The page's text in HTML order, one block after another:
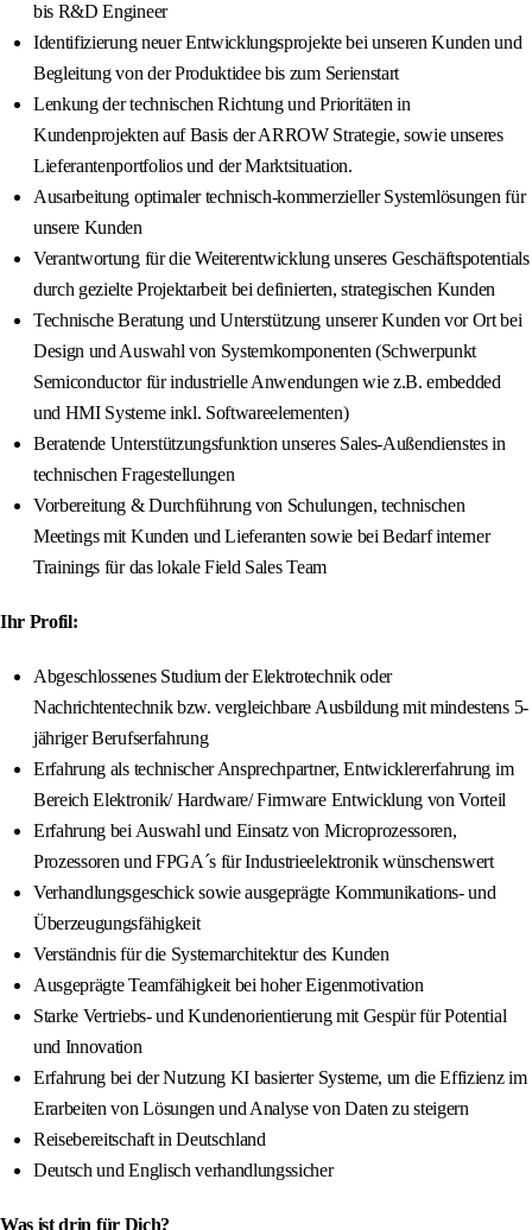
bis R&D Engineer
Identifizierung neuer Entwicklungsprojekte bei unseren Kunden und
Begleitung von der Produktidee bis zum Serienstart
Lenkung der technischen Richtung und Prioritäten in
Kundenprojekten auf Basis der ARROW Strategie, sowie unseres
Lieferantenportfolios und der Marktsituation.
Ausarbeitung optimaler technisch-kommerzieller Systemlösungen für
unsere Kunden
Verantwortung für die Weiterentwicklung unseres Geschäftspotentials
durch gezielte Projektarbeit bei definierten, strategischen Kunden
Technische Beratung und Unterstützung unserer Kunden vor Ort bei
Design und Auswahl von Systemkomponenten (Schwerpunkt
Semiconductor für industrielle Anwendungen wie z.B. embedded
und HMI Systeme inkl. Softwareelementen)
Beratende Unterstützungsfunktion unseres Sales-Außendienstes in
technischen Fragestellungen
Vorbereitung & Durchführung von Schulungen, technischen
Meetings mit Kunden und Lieferanten sowie bei Bedarf interner
Trainings für das lokale Field Sales Team
Ihr Profil:
Abgeschlossenes Studium der Elektrotechnik oder
Nachrichtentechnik bzw. vergleichbare Ausbildung mit mindestens 5-
jähriger Berufserfahrung
Erfahrung als technischer Ansprechpartner, Entwicklererfahrung im
Bereich Elektronik/ Hardware/ Firmware Entwicklung von Vorteil
Erfahrung bei Auswahl und Einsatz von Microprozessoren,
Prozessoren und FPGA´s für Industrieelektronik wünschenswert
Verhandlungsgeschick sowie ausgeprägte Kommunikations- und
Überzeugungsfähigkeit
Verständnis für die Systemarchitektur des Kunden
Ausgeprägte Teamfähigkeit bei hoher Eigenmotivation
Starke Vertriebs- und Kundenorientierung mit Gespür für Potential
und Innovation
Erfahrung bei der Nutzung KI basierter Systeme, um die Effizienz im
Erarbeiten von Lösungen und Analyse von Daten zu steigern
Reisebereitschaft in Deutschland
Deutsch und Englisch verhandlungssicher
Was ist drin für Dich?